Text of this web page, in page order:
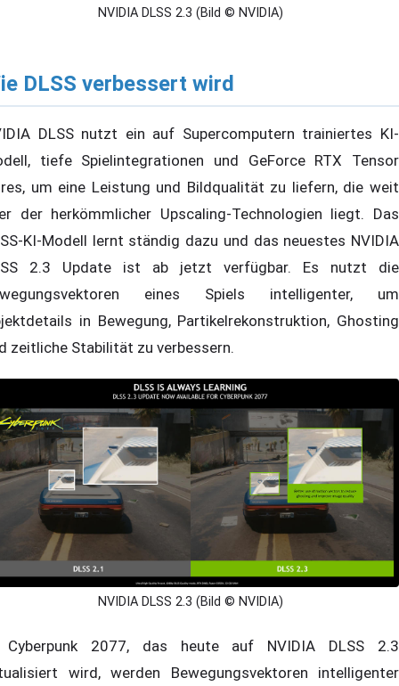
NVIDIA DLSS 2.3 (Bild © NVIDIA)
DLSS verbessert wird
DLSS nutzt ein auf Supercomputern trainiertes KI-
tiefe Spielintegrationen und GeForce RTX Tensor
um eine Leistung und Bildqualität zu liefern, die weit
der herkömmlicher Upscaling-Technologien liegt. Das
KI-Modell lernt ständig dazu und das neuestes NVIDIA
2.3 Update ist ab jetzt verfügbar. Es nutzt die
eines Spiels intelligenter, um
in Bewegung, Partikelrekonstruktion, Ghosting
zeitliche Stabilität zu verbessern.
NVIDIA DLSS 2.3 (Bild © NVIDIA)
2077, das heute auf NVIDIA DLSS 2.3
wird, werden Bewegungsvektoren intelligenter